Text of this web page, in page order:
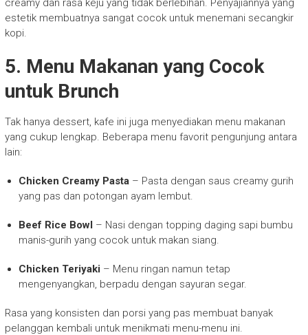
creamy dan rasa keju yang tidak berlebihan. Penyajiannya yang
estetik membuatnya sangat cocok untuk menemani secangkir
kopi.
5. Menu Makanan yang Cocok
untuk Brunch
Tak hanya dessert, kafe ini juga menyediakan menu makanan
yang cukup lengkap. Beberapa menu favorit pengunjung antara
lain:
Chicken Creamy Pasta– Pasta dengan saus creamy gurih
yang pas dan potongan ayam lembut.
Beef Rice Bowl – Nasi dengan topping daging sapi bumbu
manis-gurih yang cocok untuk makan siang.
Chicken Teriyaki – Menu ringan namun tetap
mengenyangkan, berpadu dengan sayuran segar.
Rasa yang konsisten dan porsi yang pas membuat banyak
pelanggan kembali untuk menikmati menu-menu ini.